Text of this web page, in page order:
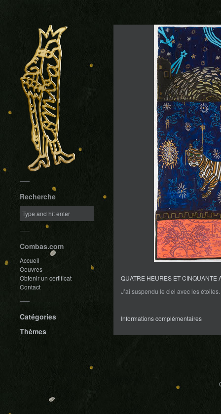
Recherche
Combas.com
Accueil
Oeuvres
Obtenir un certificat
Contact
Catégories
Thèmes
QUATRE HEURES ET CINQUANTE
J’ai suspendu le ciel avec les
Informations complémentaires